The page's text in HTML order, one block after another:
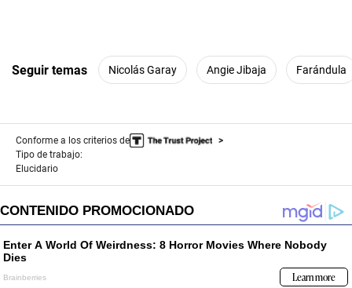
Seguir temas Nicolás Garay Angie Jibaja Farándula
Conforme a los criterios de
Tipo de trabajo:
Elucidario